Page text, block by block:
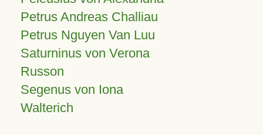
Petrus Andreas Challiau
Petrus Nguyen Van Luu
Saturninus von Verona
Russon
Segenus von Iona
Walterich